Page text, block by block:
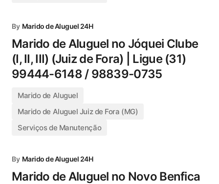
By Marido de Aluguel 24H
Marido de Aluguel no Jóquei Clube
(I, II, III) (Juiz de Fora) | Ligue (31)
99444-6148 / 98839-0735
Marido de Aluguel
Marido de Aluguel Juiz de Fora (MG)
Serviços de Manutenção
By Marido de Aluguel 24H
Marido de Aluguel no Novo Benfica